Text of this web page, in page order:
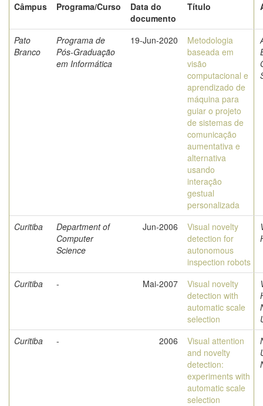
Câmpus
Programa/Curso
Data do
documento
Título
Pato
Branco
Programa de
Pós-Graduação
em Informática
19-Jun-2020
Metodologia
baseada em
visão
computacional e
aprendizado de
máquina para
guiar o projeto
de sistemas de
comunicação
aumentativa e
alternativa
usando
interação
gestual
personalizada
Curitiba
Department of
Computer
Science
Jun-2006
Visual novelty
detection for
autonomous
inspection robots
Curitiba - Mai-2007
Visual novelty
detection with
automatic scale
selection
Curitiba
- 2006
Visual attention
and novelty
detection:
experiments with
automatic scale
selection